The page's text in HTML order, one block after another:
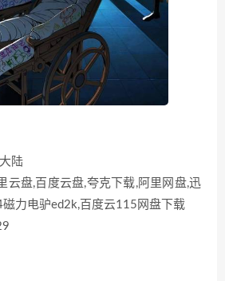
陆
云盘,百度云盘,夸克下载,阿里网盘,迅
磁力电驴ed2k,百度云115网盘下载